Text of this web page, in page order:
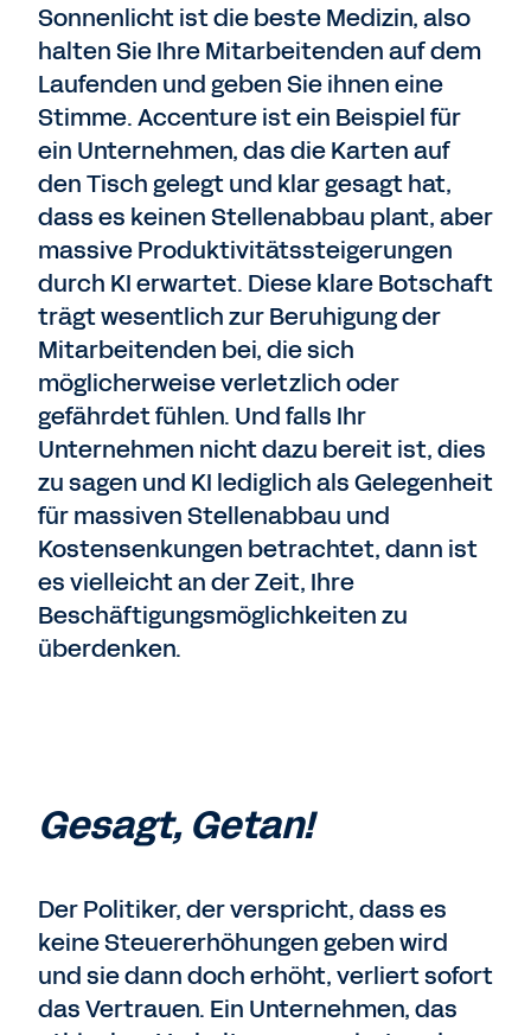
Sonnenlicht ist die beste Medizin, also
halten Sie Ihre Mitarbeitenden auf dem
Laufenden und geben Sie ihnen eine
Stimme. Accenture ist ein Beispiel für
ein Unternehmen, das die Karten auf
den Tisch gelegt und klar gesagt hat,
dass es keinen Stellenabbau plant, aber
massive Produktivitätssteigerungen
durch KI erwartet. Diese klare Botschaft
trägt wesentlich zur Beruhigung der
Mitarbeitenden bei, die sich
möglicherweise verletzlich oder
gefährdet fühlen. Und falls Ihr
Unternehmen nicht dazu bereit ist, dies
zu sagen und KI lediglich als Gelegenheit
für massiven Stellenabbau und
Kostensenkungen betrachtet, dann ist
es vielleicht an der Zeit, Ihre
Beschäftigungsmöglichkeiten zu
überdenken.
Gesagt, Getan!
Der Politiker, der verspricht, dass es
keine Steuererhöhungen geben wird
und sie dann doch erhöht, verliert sofort
das Vertrauen. Ein Unternehmen, das